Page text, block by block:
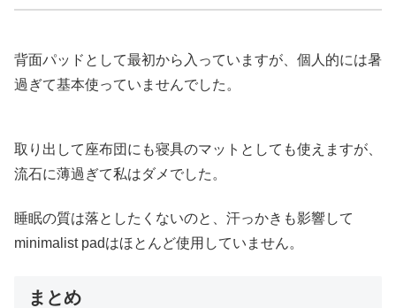
背面パッドとして最初から入っていますが、個人的には暑
過ぎて基本使っていませんでした。
取り出して座布団にも寝具のマットとしても使えますが、
流石に薄過ぎて私はダメでした。
睡眠の質は落としたくないのと、汗っかきも影響して
minimalist padはほとんど使用していません。
まとめ